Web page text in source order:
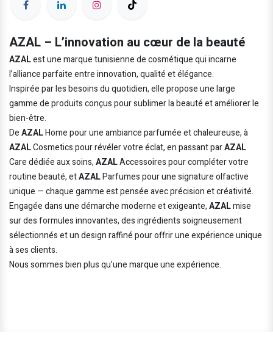
AZAL – L’innovation au cœur de la beauté
AZALest une marque tunisienne de cosmétique qui incarne
l’alliance parfaite entre innovation, qualité et élégance.
Inspirée par les besoins du quotidien, elle propose une large
gamme de produits conçus pour sublimer la beauté et améliorer le
bien-être.
DeAZALHome pour une ambiance parfumée et chaleureuse, à
AZALCosmetics pour révéler votre éclat, en passant parAZAL
Care dédiée aux soins,AZALAccessoires pour compléter votre
routine beauté, etAZALParfumes pour une signature olfactive
unique — chaque gamme est pensée avec précision et créativité.
Engagée dans une démarche moderne et exigeante,AZALmise
sur des formules innovantes, des ingrédients soigneusement
sélectionnés et un design raffiné pour offrir une expérience unique
à ses clients.
Nous sommes bien plus qu’une marque une expérience.